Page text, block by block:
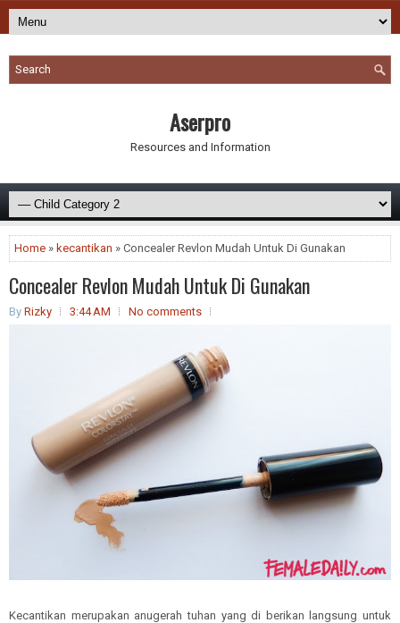
Aserpro
Resources and Information
Home » kecantikan » Concealer Revlon Mudah Untuk Di Gunakan
Concealer Revlon Mudah Untuk Di Gunakan
By Rizky 3:44 AM No comments
Kecantikan merupakan anugerah tuhan yang di berikan langsung untuk